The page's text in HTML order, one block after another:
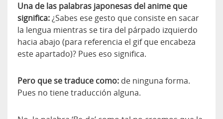
Una de las palabras japonesas del anime que
significa:¿Sabes ese gesto que consiste en sacar
la lengua mientras se tira del párpado izquierdo
hacia abajo (para referencia el gif que encabeza
este apartado)? Pues eso significa.
Pero que se traduce como: de ninguna forma.
Pues no tiene traducción alguna.